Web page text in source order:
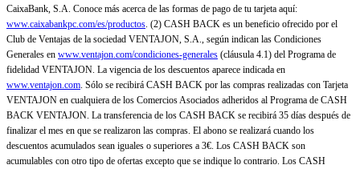
CaixaBank, S.A. Conoce más acerca de las formas de pago de tu tarjeta aquí:
www.caixabankpc.com/es/productos. (2) CASH BACK es un beneficio ofrecido por el
Club de Ventajas de la sociedad VENTAJON, S.A., según indican las Condiciones
Generales en www.ventajon.com/condiciones-generales (cláusula 4.1) del Programa de
fidelidad VENTAJON. La vigencia de los descuentos aparece indicada en
www.ventajon.com. Sólo se recibirá CASH BACK por las compras realizadas con Tarjeta
VENTAJON en cualquiera de los Comercios Asociados adheridos al Programa de CASH
BACK VENTAJON. La transferencia de los CASH BACK se recibirá 35 días después de
finalizar el mes en que se realizaron las compras. El abono se realizará cuando los
descuentos acumulados sean iguales o superiores a 3€. Los CASH BACK son
acumulables con otro tipo de ofertas excepto que se indique lo contrario. Los CASH